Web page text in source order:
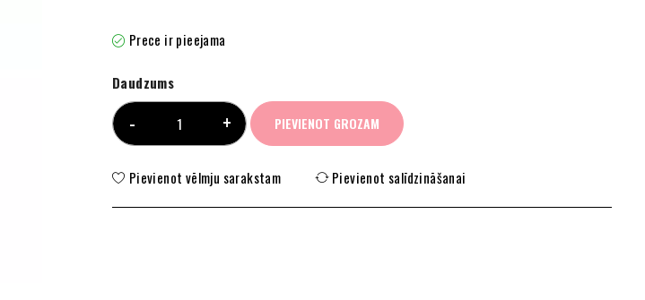
Prece ir pieejama
Daudzums
PIEVIENOT GROZAM
Pievienot vēlmju sarakstam Pievienot salīdzināšanai